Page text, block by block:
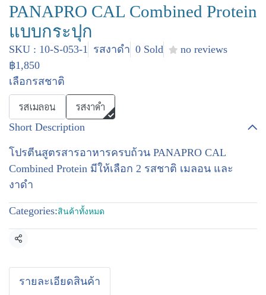
PANAPRO CAL Combined Protein
แบบกระปุก
SKU : 10-S-053-1 รสงาดำ 0 Sold
no reviews
฿1,850
เลือกรสชาติ
รสเมลอน รสงาดำ
Short Description
โปรตีนสูตรสารอาหารครบถ้วน PANAPRO CAL
Combined Protein มีให้เลือก 2 รสชาติ เมลอน และ
งาดำ
Categories:สินค้าทั้งหมด
Share
รายละเอียดสินค้า